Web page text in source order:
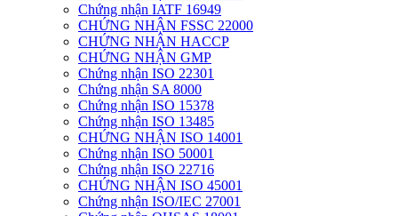
Chứng nhận IATF 16949
CHỨNG NHẬN FSSC 22000
CHỨNG NHẬN HACCP
CHỨNG NHẬN GMP
Chứng nhận ISO 22301
Chứng nhận SA 8000
Chứng nhận ISO 15378
Chứng nhận ISO 13485
CHỨNG NHẬN ISO 14001
Chứng nhận ISO 50001
Chứng nhận ISO 22716
CHỨNG NHẬN ISO 45001
Chứng nhận ISO/IEC 27001